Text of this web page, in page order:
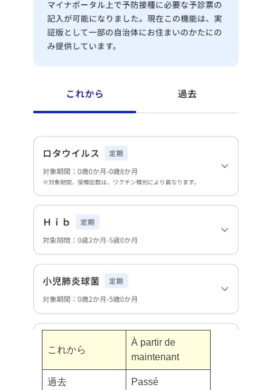
これから
À partir de
maintenant
過去 Passé